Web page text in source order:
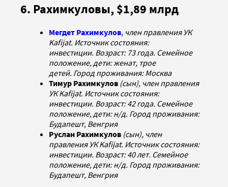
6. Рахимкуловы, $1,89 млрд
Мегдет Рахимкулов, член правления УК
Kafijat. Источник состояния:
инвестиции. Возраст: 73 года. Семейное
положение, дети: женат, трое
детей. Город проживания: Москва
Тимур Рахимкулов (сын), член правления
УК Kafijat. Источник состояния:
инвестиции. Возраст: 42 года. Семейное
положение, дети: н/д. Город проживания:
Будапешт, Венгрия
Руслан Рахимкулов (сын), член
правления УК Kafijat. Источник состояния:
инвестиции. Возраст: 40 лет. Семейное
положение, дети: н/д. Город проживания:
Будапешт, Венгрия